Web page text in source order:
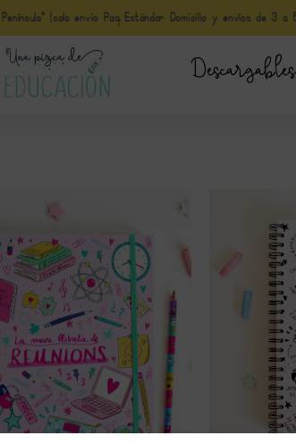
(solo envio Paq Estándar Domicilio y envíos de 3 a